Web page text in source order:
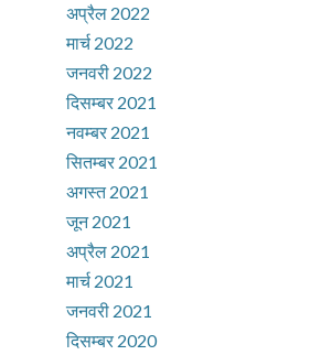
अप्रैल 2022
मार्च 2022
जनवरी 2022
दिसम्बर 2021
नवम्बर 2021
सितम्बर 2021
अगस्त 2021
जून 2021
अप्रैल 2021
मार्च 2021
जनवरी 2021
दिसम्बर 2020